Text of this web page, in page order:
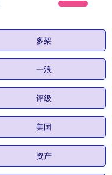
多架
一浪
评级
美国
资产